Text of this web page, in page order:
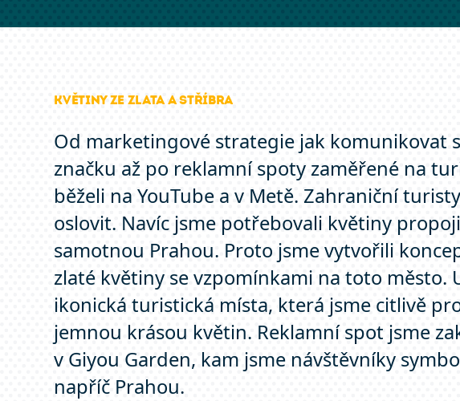
Květiny ze zlata a stříbra
Od marketingové strategie jak komunikovat
značku až po reklamní spoty zaměřené na
běželi na YouTube a v Metě. Zahraniční
oslovit. Navíc jsme potřebovali květiny
samotnou Prahou. Proto jsme vytvořili
zlaté květiny se vzpomínkami na toto město.
ikonická turistická místa, která jsme citlivě
jemnou krásou květin. Reklamní spot jsme
v Giyou Garden, kam jsme návštěvníky
napříč Prahou.